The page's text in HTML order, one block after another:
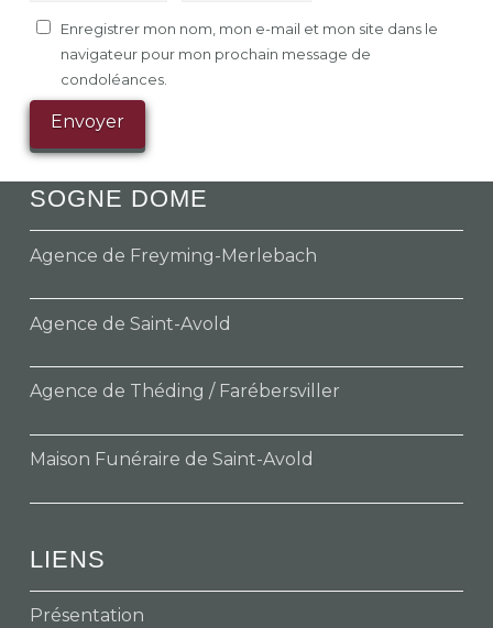
Enregistrer mon nom, mon e-mail et mon site dans le
navigateur pour mon prochain message de
condoléances.
SOGNE DOME
Agence de Freyming-Merlebach
Agence de Saint-Avold
Agence de Théding / Farébersviller
Maison Funéraire de Saint-Avold
LIENS
Présentation